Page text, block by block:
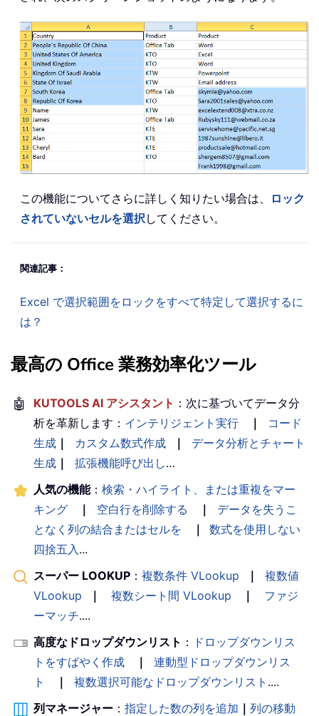
この機能についてさらに詳しく知りたい場合は、
ロック
されていないセルを選択 してください。
関連記事：
Excel で選択範囲をロックをすべて特定して選択するに
は？
最高の Office 業務効率化ツール
🤖 KUTOOLS AI アシスタント ：次に基づいてデータ分
析を革新します： インテリジェント実行 ｜
コード
生成 ｜ カスタム数式作成 ｜
データ分析とチャート
生成 ｜ 拡張機能呼び出し…
人気の機能： 検索・ハイライト、または重複をマー
キング
｜ 空白行を削除する ｜
データを失うこ
となく列の結合またはセルを
｜
数式を使用しない
四捨五入 ...
スーパー LOOKUP ： 複数条件 VLookup ｜
複数値
VLookup
｜ 複数シート間 VLookup ｜
ファジ
ーマッチ....
高度なドロップダウンリスト ： ドロップダウンリス
トをすばやく作成
｜
連動型ドロップダウンリス
ト
｜ 複数選択可能なドロップダウンリスト ....
列マネージャー ： 指定した数の列を追加 ｜ 列の移動